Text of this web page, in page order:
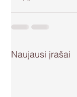
Naujausi įrašai